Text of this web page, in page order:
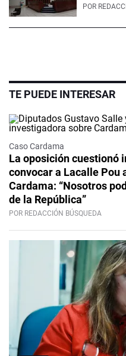
POR
TE PUEDE INTERESAR
Caso Cardama
La oposición cuestionó
convocar a Lacalle Pou
Cardama: “Nosotros
de la República”
POR REDACCIÓN BÚSQUEDA